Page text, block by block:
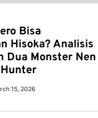
Bisa
Hisoka? Analisis
Dua Monster Nen
15, 2026